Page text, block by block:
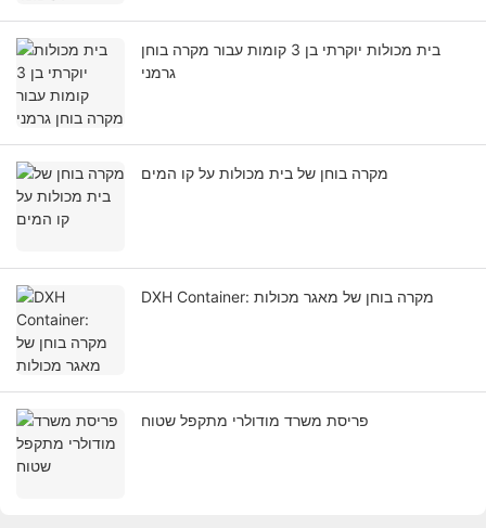
בית מכולות יוקרתי בן 3 קומות עבור מקרה בוחן
גרמני
מקרה בוחן של בית מכולות על קו המים
DXH Container: מקרה בוחן של מאגר מכולות
פריסת משרד מודולרי מתקפל שטוח